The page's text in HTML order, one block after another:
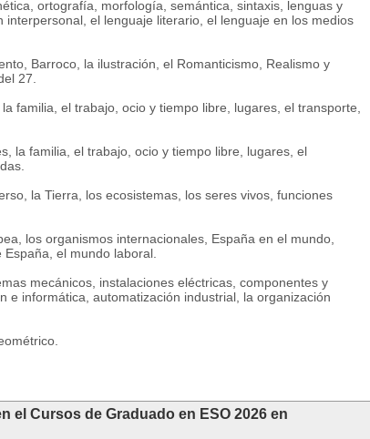
ortografía, morfología, semántica, sintaxis, lenguas y
interpersonal, el lenguaje literario, el lenguaje en los medios
Barroco, la ilustración, el Romanticismo, Realismo y
27.
familia, el trabajo, ocio y tiempo libre, lugares, el transporte,
la familia, el trabajo, ocio y tiempo libre, lugares, el
la Tierra, los ecosistemas, los seres vivos, funciones
los organismos internacionales, España en el mundo,
el mundo laboral.
mecánicos, instalaciones eléctricas, componentes y
e informática, automatización industrial, la organización
el Cursos de Graduado en ESO 2026 en